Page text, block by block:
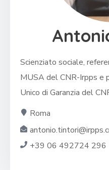
Scienziato sociale,
MUSA del CNR-Irpps e
Unico di Garanzia del
Roma
+39 06 492724 296